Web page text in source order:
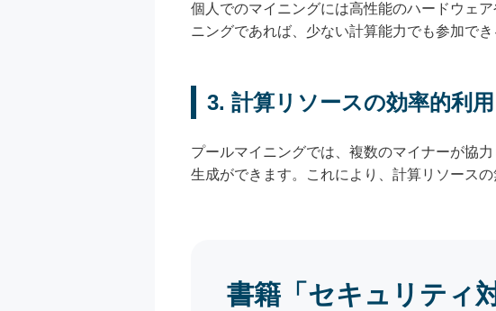
個人でのマイニングには高性能のハードウェ
ニングであれば、少ない計算能力でも参加で
3. 計算リソースの効率的利用
プールマイニングでは、複数のマイナーが協
生成ができます。これにより、計算リソース
書籍「セキュリティ